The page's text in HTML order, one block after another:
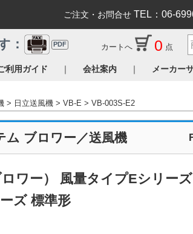
ご注文・お問合せ TEL：06-
利用ガイド ｜ 会社案内 ｜ メーカー
： PDF カートへ 0 点
日立送風機 VB-E VB-003S-E2
ム ブロワー／送風機
ロワー） 風量タイプEシリー
ズ 標準形